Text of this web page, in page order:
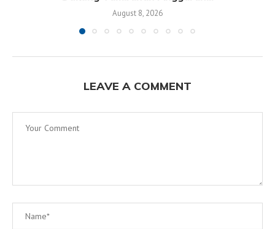
August 8, 2026
LEAVE A COMMENT